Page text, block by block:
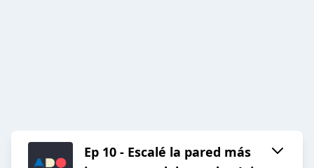
Ep 10 - Escalé la pared más